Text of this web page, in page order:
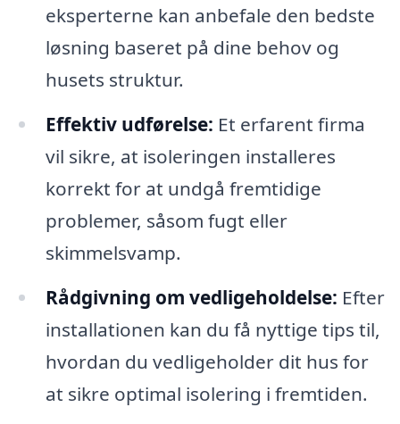
eksperterne kan anbefale den bedste
løsning baseret på dine behov og
husets struktur.
Effektiv udførelse: Et erfarent firma
vil sikre, at isoleringen installeres
korrekt for at undgå fremtidige
problemer, såsom fugt eller
skimmelsvamp.
Rådgivning om vedligeholdelse: Efter
installationen kan du få nyttige tips til,
hvordan du vedligeholder dit hus for
at sikre optimal isolering i fremtiden.